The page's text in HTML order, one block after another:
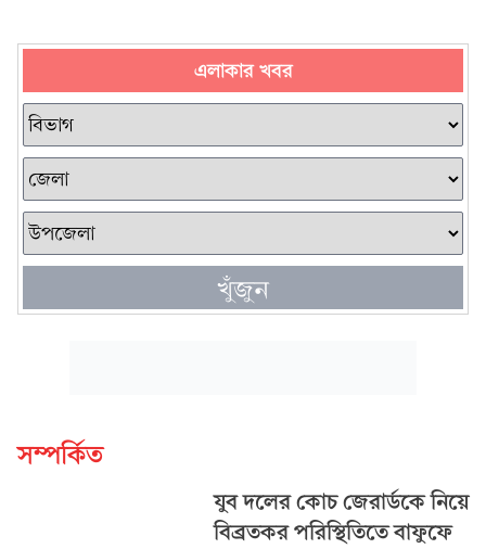
এলাকার খবর
খুঁজুন
সম্পর্কিত
যুব দলের কোচ জেরার্ডকে নিয়ে
বিব্রতকর পরিস্থিতিতে বাফুফে